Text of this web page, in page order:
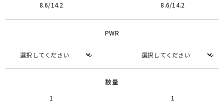
8.6/14.2 8.6/14.2
PWR
数量
1 1